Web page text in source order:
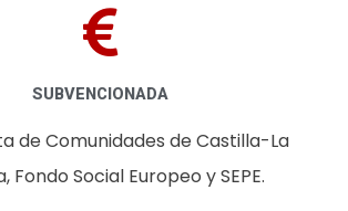
SUBVENCIONADA
de Comunidades de Castilla-La
Fondo Social Europeo y SEPE.